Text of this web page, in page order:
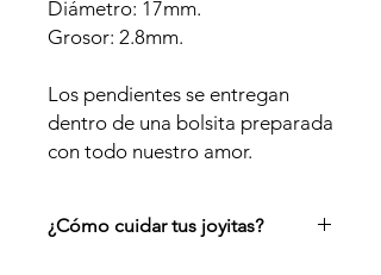
Diámetro: 17mm.
Grosor: 2.8mm.
Los pendientes se entregan
dentro de una bolsita preparada
con todo nuestro amor.
¿Cómo cuidar tus joyitas?